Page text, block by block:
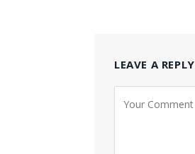
LEAVE A REPLY